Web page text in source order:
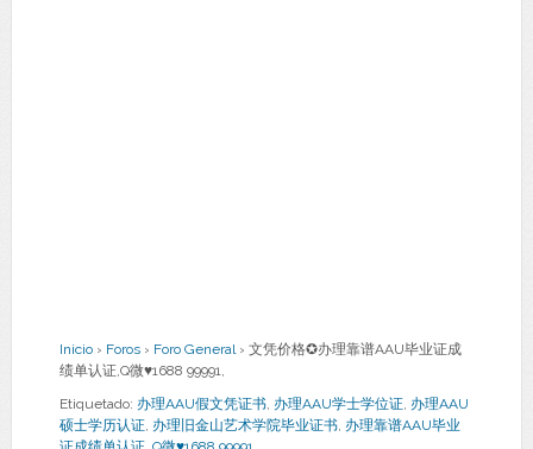
Inicio › Foros › Foro General › 文凭价格✪办理靠谱AAU毕业证成
绩单认证,Q微♥1688 99991,
Etiquetado: 办理AAU假文凭证书, 办理AAU学士学位证, 办理AAU
硕士学历认证, 办理旧金山艺术学院毕业证书, 办理靠谱AAU毕业